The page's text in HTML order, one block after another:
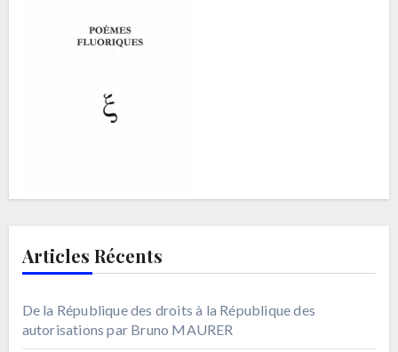
Articles Récents
De la République des droits à la République des
autorisations par Bruno MAURER